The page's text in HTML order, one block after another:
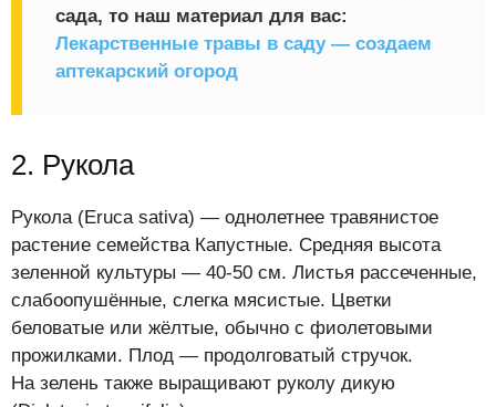
сада, то наш материал для вас:
Лекарственные травы в саду — создаем
аптекарский огород
2. Рукола
Рукола (Eruca sativa) — однолетнее травянистое
растение семейства Капустные. Средняя высота
зеленной культуры — 40-50 см. Листья рассеченные,
слабоопушённые, слегка мясистые. Цветки
беловатые или жёлтые, обычно с фиолетовыми
прожилками. Плод — продолговатый стручок.
На зелень также выращивают руколу дикую